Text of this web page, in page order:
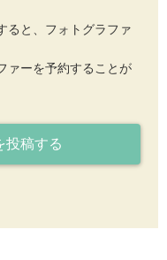
ると、フォトグラファ
ァーを予約することが
投稿する